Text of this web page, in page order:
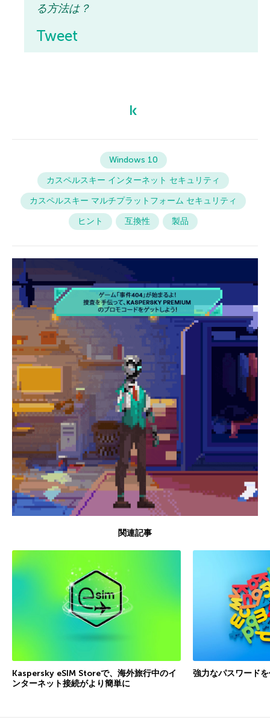
る方法は？
Tweet
Windows 10
カスペルスキー インターネット セキュリティ
カスペルスキー マルチプラットフォーム セキュリティ
ヒント
互換性 製品
関連記事
Kaspersky eSIM Storeで、海外旅行中のイ
ンターネット接続がより簡単に
強力なパスワード